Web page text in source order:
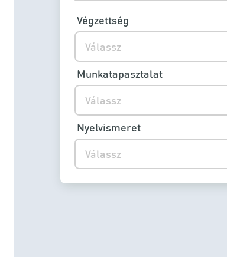
Válassz
Végzettség
Válassz
Munkatapasztalat
Válassz
Nyelvismeret